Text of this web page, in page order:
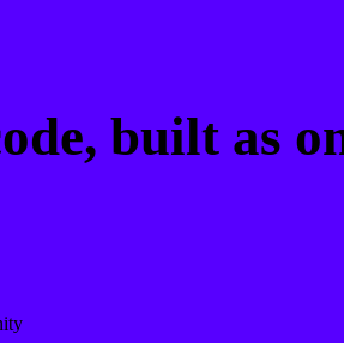
built as